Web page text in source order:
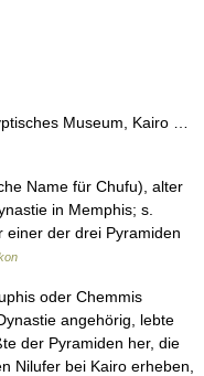
Museum, Kairo …
Name für Chufu), alter
in Memphis; s.
einer der drei Pyramiden
oder Chemmis
angehörig, lebte
der Pyramiden her, die
Nilufer bei Kairo erheben,